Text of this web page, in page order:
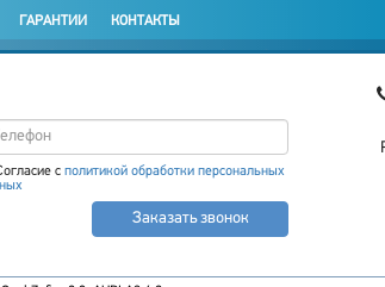
ГАРАНТИИ КОНТАКТЫ
с политикой обработки персональных
Заказать звонок